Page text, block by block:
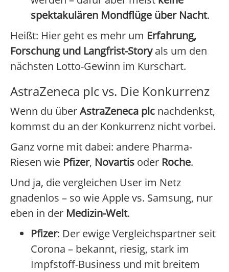
spektakulären Mondflüge über Nacht.
Heißt: Hier geht es mehr um Erfahrung,
Forschung und Langfrist-Storyals um den
nächsten Lotto-Gewinn im Kurschart.
AstraZeneca plc vs. Die Konkurrenz
Wenn du überAstraZeneca plc nachdenkst,
kommst du an der Konkurrenz nicht vorbei.
Ganz vorne mit dabei: andere Pharma-
Riesen wie Pfizer, Novartis oder Roche.
Und ja, die vergleichen User im Netz
gnadenlos – so wie Apple vs. Samsung, nur
eben in der Medizin-Welt.
Pfizer: Der ewige Vergleichspartner seit
Corona – bekannt, riesig, stark im
Impfstoff-Business und mit breitem